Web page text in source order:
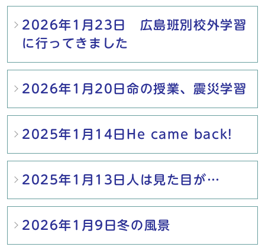
2026年1月23日 広島班別校外学習
に行ってきました
2026年1月20日命の授業、震災学習
2025年1月14日He came back!
2025年1月13日人は見た目が…
2026年1月9日冬の風景